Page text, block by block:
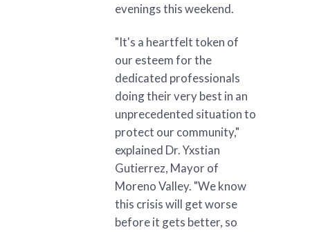
evenings this weekend.
"It's a heartfelt token of
our esteem for the
dedicated professionals
doing their very best in an
unprecedented situation to
protect our community,"
explained Dr. Yxstian
Gutierrez, Mayor of
Moreno Valley. "We know
this crisis will get worse
before it gets better, so